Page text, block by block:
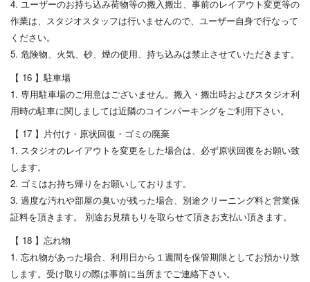
4. ユーザーのお持ち込み荷物等の搬入搬出、事前のレイアウト変更等の
作業は、スタジオスタッフは行いませんので、ユーザー自身で行なって
ください。
5. 危険物、火気、砂、煙の使用、持ち込みは禁止させていただきます。
【 16 】駐車場
1. 専用駐車場のご用意はございません。搬入・搬出時およびスタジオ利
用時の駐車に関しましては近隣のコインパーキングをご利用下さい。
【 17 】片付け・原状回復・ゴミの廃棄
1. スタジオのレイアウトを変更をした場合は、必ず原状回復をお願い致
します。
2. ゴミはお持ち帰りをお願いしております。
3. 過度な汚れや部屋の臭いが残った場合、別途クリーニング料と営業保
証料を頂きます。 別途お見積もりを取らせて頂きお支払い頂きます。
【 18 】忘れ物
1. 忘れ物があった場合、利用日から１週間を保管期限としてお預かり致
します。受け取りの際は事前に当所までご連絡下さい。